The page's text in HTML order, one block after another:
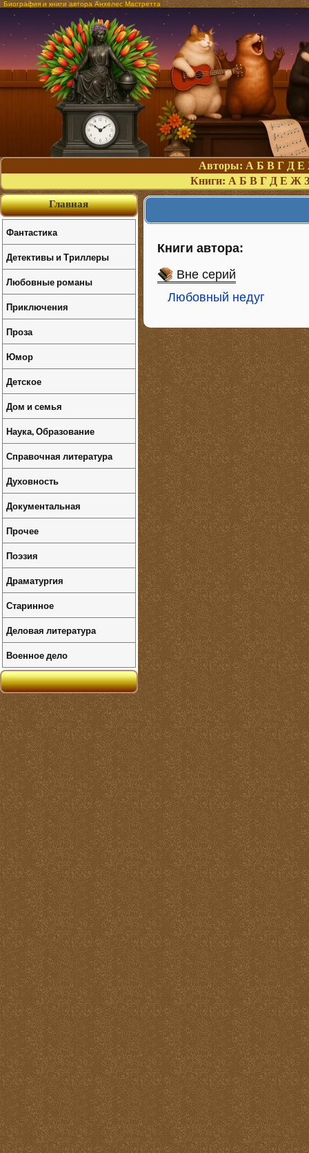
Биография и книги автора Анхелес Мастретта
Авторы: А Б В Г Д Е
Книги: А Б В Г Д Е Ж З
Книги автора:
Вне серий
Любовный недуг
Главная
Фантастика
Детективы и Триллеры
Любовные романы
Приключения
Проза
Юмор
Детское
Дом и семья
Наука, Образование
Справочная литература
Духовность
Документальная
Прочее
Поэзия
Драматургия
Старинное
Деловая литература
Военное дело